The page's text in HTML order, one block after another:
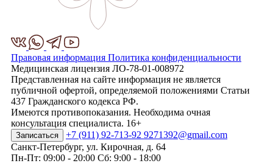
Правовая информация Политика конфиденциальности
Медицинская лицензия ЛО-78-01-008972
Представленная на сайте информация не является
публичной офертой, определяемой положениями Статьи
437 Гражданского кодекса РФ.
Имеются противопоказания. Необходима очная
консультация специалиста. 16+
Записаться +7 (911) 92-713-92 9271392@gmail.com
Санкт-Петербург, ул. Кирочная, д. 64
Пн-Пт: 09:00 - 20:00 Сб: 9:00 - 18:00